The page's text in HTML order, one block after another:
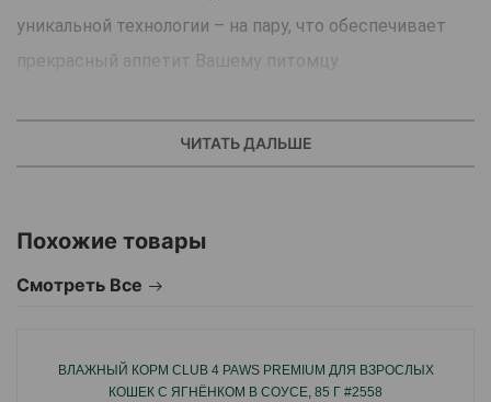
уникальной технологии – на пару, что обеспечивает
прекрасный аппетит Вашему питомцу.
активностью.
белковые ингредиенты.
Важно, что данный корм является полнорационным, а
ЧИТАТЬ ДАЛЬШЕ
Похожие товары
Смотреть Все
ВЛАЖНЫЙ КОРМ CLUB 4 PAWS PREMIUM ДЛЯ ВЗРОСЛЫХ
КОШЕК С ЯГНЁНКОМ В СОУСЕ, 85 Г #2558